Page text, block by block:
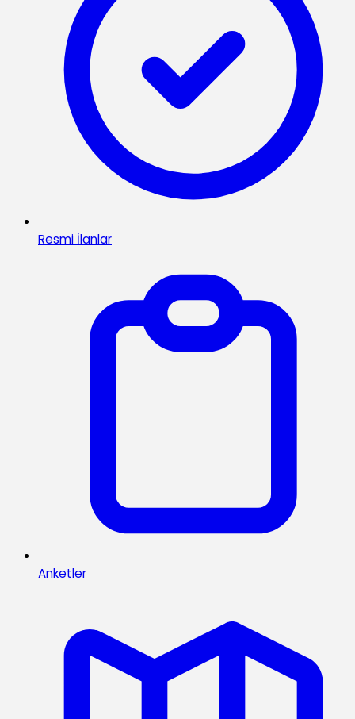
Resmi İlanlar
Anketler